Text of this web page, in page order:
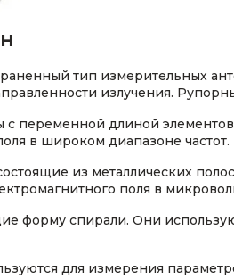
тип измерительных
излучения.
с переменной длиной
в широком диапазоне частот.
из металлических
поля в
форму спирали. Они
для измерения